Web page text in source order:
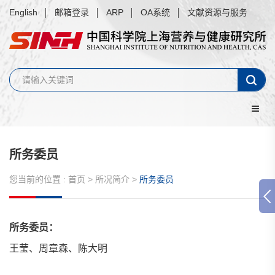
English 邮箱登录 ARP OA系统 文献资源与服务
所务委员
您当前的位置 : 首页 > 所况简介 > 所务委员
所务委员：
王莹、周章森、陈大明